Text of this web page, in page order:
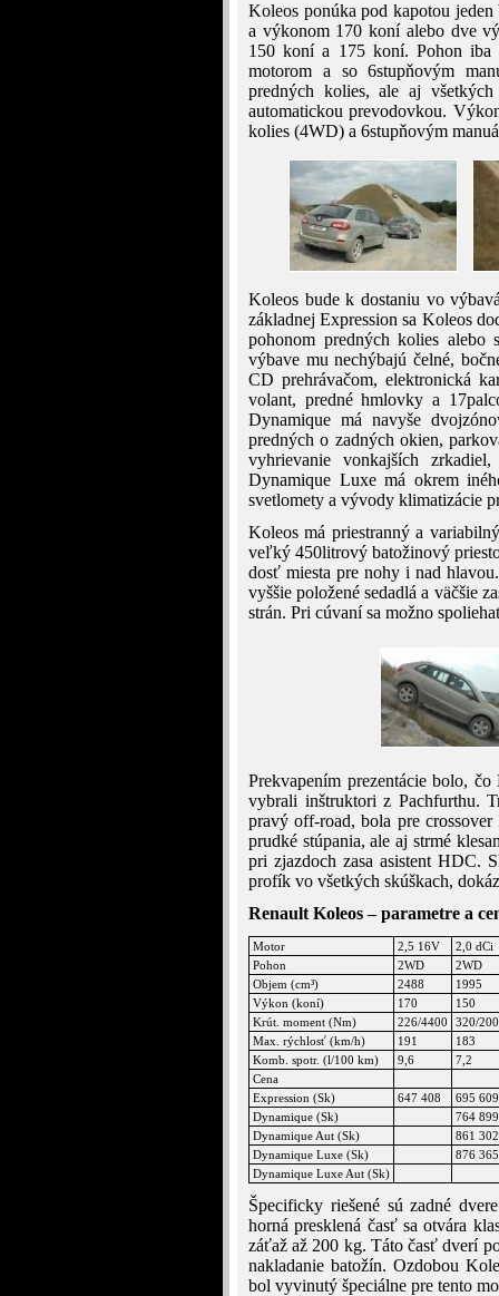
Koleos ponúka pod kapotou
a výkonom 170 koní alebo dve
150 koní a 175 koní. Pohon iba
motorom a so 6stupňovým
predných kolies, ale aj
automatickou prevodovkou.
kolies (4WD) a 6stupňovým
Koleos bude k dostaniu vo
základnej Expression sa Koleos
pohonom predných kolies
výbave mu nechýbajú čelné,
CD prehrávačom, elektronická
volant, predné hmlovky a
Dynamique má navyše
predných o zadných okien,
vyhrievanie vonkajších
Dynamique Luxe má okrem
svetlomety a vývody klimatizácie
Koleos má priestranný a
veľký 450litrový batožinový
dosť miesta pre nohy i nad
vyššie položené sedadlá a väčšie
strán. Pri cúvaní sa možno
Prekvapením prezentácie bolo,
vybrali inštruktori z Pachfurthu.
pravý off-road, bola pre
prudké stúpania, ale aj strmé
pri zjazdoch zasa asistent HDC.
profík vo všetkých skúškach,
Renault Koleos – parametre a
Motor 2,5 16V
2,0 dCi
Pohon
2WD
2WD
Objem (cm³)
2488
1995
Výkon (koní)
170
150
Krút. moment (Nm)
226/4400
320/
Max. rýchlosť (km/h)
191
183
Komb. spotr. (l/100 km)
9,6
7,2
Cena
Expression (Sk)
647 408
695 609
Dynamique (Sk)
764 899
Dynamique Aut (Sk)
861 302
Dynamique Luxe (Sk)
876 365
Dynamique Luxe Aut (Sk)
Špecificky riešené sú zadné
horná presklená časť sa otvára
záťaž až 200 kg. Táto časť dverí
nakladanie batožín. Ozdobou
bol vyvinutý špeciálne pre tento